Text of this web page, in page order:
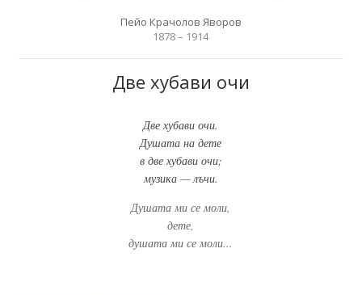
Пейо Крачолов Яворов
1878 – 1914
Две хубави очи
Две хубави очи.
Душата на дете
в две хубави очи;
музика — лъчи.
Душата ми се моли,
дете,
душата ми се моли...